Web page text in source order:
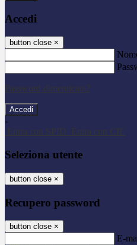
Accedi
button close ×
Password dimenticata?
-
Entra con SPID
Entra con CIE
Seleziona utente
button close ×
Recupero password
button close ×
E-